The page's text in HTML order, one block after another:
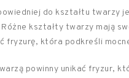
do kształtu twarzy
Różne kształty twarzy mają
fryzurę, która podkreśli
powinny unikać fryzur,